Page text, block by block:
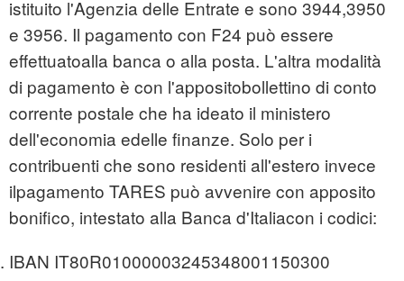
istituito l'Agenzia delle Entrate e sono 3944,3950
e 3956. Il pagamento con F24 può essere
effettuatoalla banca o alla posta. L'altra modalità
di pagamento è con l'appositobollettino di conto
corrente postale che ha ideato il ministero
dell'economia edelle finanze. Solo per i
contribuenti che sono residenti all'estero invece
ilpagamento TARES può avvenire con apposito
bonifico, intestato alla Banca d'Italiacon i codici:
IBAN IT80R01000003245348001150300